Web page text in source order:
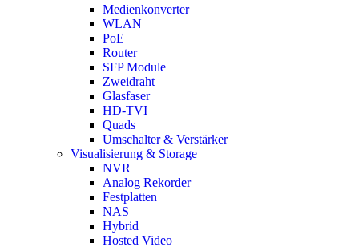
Medienkonverter
WLAN
PoE
Router
SFP Module
Zweidraht
Glasfaser
HD-TVI
Quads
Umschalter & Verstärker
Visualisierung & Storage
NVR
Analog Rekorder
Festplatten
NAS
Hybrid
Hosted Video